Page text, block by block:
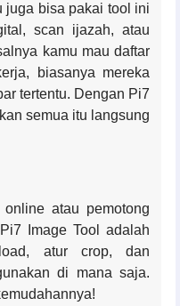
juga bisa pakai tool ini
scan ijazah, atau
kamu mau daftar
biasanya mereka
tertentu. Dengan Pi7
semua itu langsung
atau pemotong
Image Tool adalah
atur crop, dan
di mana saja.